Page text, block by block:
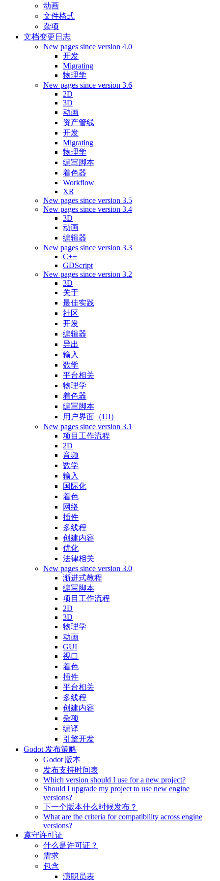
动画
文件格式
杂项
文档变更日志
New pages since version 4.0
开发
Migrating
物理学
New pages since version 3.6
2D
3D
动画
资产管线
开发
Migrating
物理学
编写脚本
着色器
Workflow
XR
New pages since version 3.5
New pages since version 3.4
3D
动画
编辑器
New pages since version 3.3
C++
GDScript
New pages since version 3.2
3D
关于
最佳实践
社区
开发
编辑器
导出
输入
数学
平台相关
物理学
着色器
编写脚本
用户界面（UI）
New pages since version 3.1
项目工作流程
2D
音频
数学
输入
国际化
着色
网络
插件
多线程
创建内容
优化
法律相关
New pages since version 3.0
渐进式教程
编写脚本
项目工作流程
2D
3D
物理学
动画
GUI
视口
着色
插件
平台相关
多线程
创建内容
杂项
编译
引擎开发
Godot 发布策略
Godot 版本
发布支持时间表
Which version should I use for a new project?
Should I upgrade my project to use new engine
versions?
下一个版本什么时候发布？
What are the criteria for compatibility across engine
versions?
遵守许可证
什么是许可证？
需求
包含
演职员表